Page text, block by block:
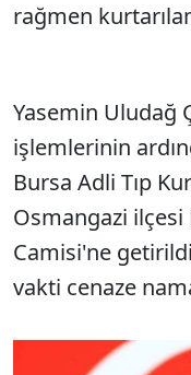
rağmen
Yasemin Uludağ
işlemlerinin
Bursa Adli Tıp
Osmangazi ilçesi
Camisi'ne
vakti cenaze